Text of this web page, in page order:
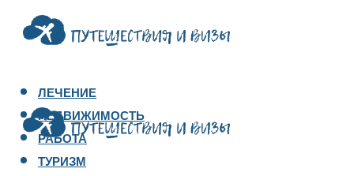
ЛЕЧЕНИЕ
НЕДВИЖИМОСТЬ
РАБОТА
ТУРИЗМ